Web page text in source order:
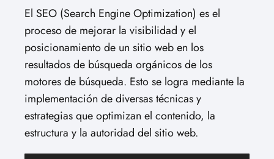
El SEO (Search Engine Optimization) es el
proceso de mejorar la visibilidad y el
posicionamiento de un sitio web en los
resultados de búsqueda orgánicos de los
motores de búsqueda. Esto se logra mediante la
implementación de diversas técnicas y
estrategias que optimizan el contenido, la
estructura y la autoridad del sitio web.